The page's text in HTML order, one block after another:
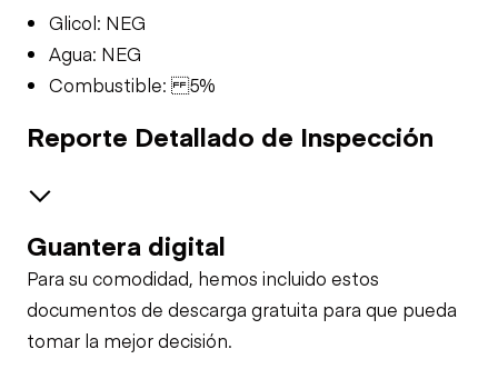
Glicol: NEG
Agua: NEG
Combustible: 5%
Reporte Detallado de Inspección
Safety
Hydraulics - Crane Carrier/Chassis
Valves
Upper Control Station
Guantera digital
Para su comodidad, hemos incluido estos
documentos de descarga gratuita para que pueda
tomar la mejor decisión.